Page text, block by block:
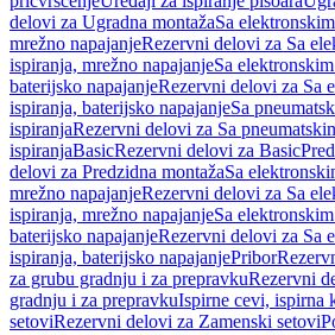
delovi za Ugradna montažaSa
mrežno napajanjeRezervni delovi za Sa
ispiranja, mrežno napajanjeSa
baterijsko napajanjeRezervni delovi za Sa
ispiranja, baterijsko napajanjeSa
ispiranjaRezervni delovi za Sa
ispiranjaBasicRezervni delovi za Basic
delovi za Predzidna montažaSa
mrežno napajanjeRezervni delovi za Sa
ispiranja, mrežno napajanjeSa
baterijsko napajanjeRezervni delovi za Sa
ispiranja, baterijsko napajanjePribor
za grubu gradnju i za prepravkuRezervni
gradnju i za prepravkuIspirne cevi, ispirna
setoviRezervni delovi za Zamenski setovi